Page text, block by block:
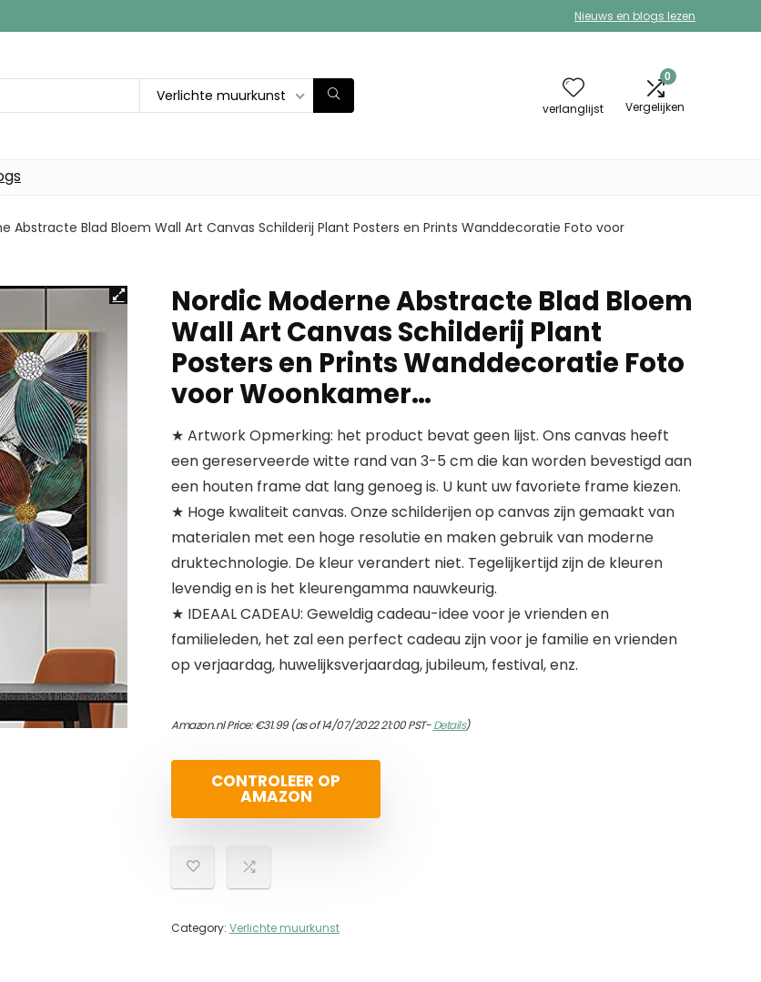
Nieuws en blogs lezen
Verlichte muurkunst
verlanglijst
0
Vergelijken
Abstracte Blad Bloem Wall Art Canvas Schilderij Plant Posters en Prints Wanddecoratie Foto voor
Nordic Moderne Abstracte Blad Bloem
Wall Art Canvas Schilderij Plant
Posters en Prints Wanddecoratie Foto
voor Woonkamer…
★ Artwork Opmerking: het product bevat geen lijst. Ons canvas heeft
een gereserveerde witte rand van 3-5 cm die kan worden bevestigd aan
een houten frame dat lang genoeg is. U kunt uw favoriete frame kiezen.
★ Hoge kwaliteit canvas. Onze schilderijen op canvas zijn gemaakt van
materialen met een hoge resolutie en maken gebruik van moderne
druktechnologie. De kleur verandert niet. Tegelijkertijd zijn de kleuren
levendig en is het kleurengamma nauwkeurig.
★ IDEAAL CADEAU: Geweldig cadeau-idee voor je vrienden en
familieleden, het zal een perfect cadeau zijn voor je familie en vrienden
op verjaardag, huwelijksverjaardag, jubileum, festival, enz.
Amazon.nl Price:€31.99(as of 14/07/2022 21:00 PST-Details)
CONTROLEER OP
AMAZON
Category: Verlichte muurkunst